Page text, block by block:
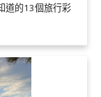
道的13個旅行彩